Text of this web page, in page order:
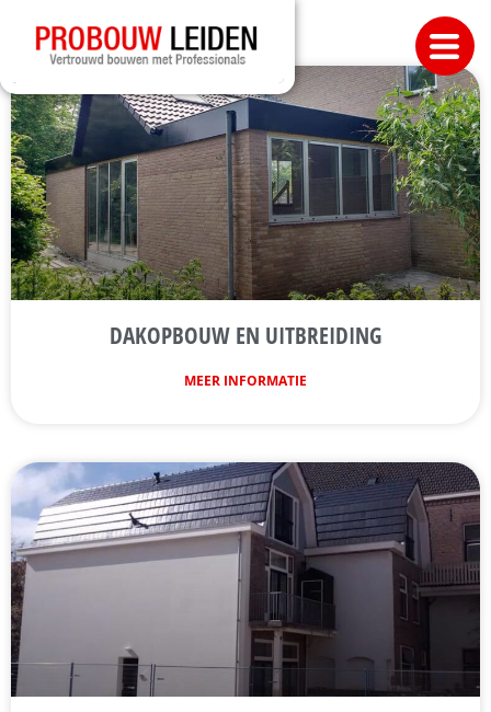
DAKOPBOUW EN UITBREIDING
MEER INFORMATIE